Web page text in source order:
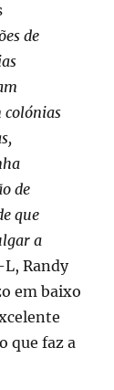
de
colónias
de
que
a
L, Randy
em baixo
que faz a